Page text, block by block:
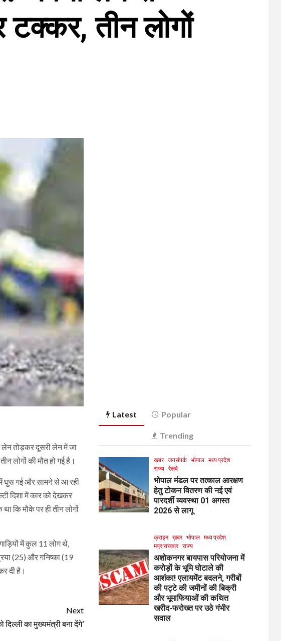
टक्कर, तीन लोगों
लेन तोड़कर दूसरी लेन में जा
लोगों की मौत हो गई है।
में घुस गई और सामने से आ रही
दिशा में कार को देखकर
कि मौके पर ही तीन लोगों
में कुल 11 लोग थे,
(25) और गनिष्का (19
दी है।
Next
दिल्ली का मुख्यमंत्री बना देंगे’
Latest Popular
Trending
ख़बर जनसंपर्क भोपाल मध्य प्रदेश
राज्य रेलवे
भोपाल मंडल पर तत्काल आरक्षण
हेतु टोकन वितरण की नई एवं
पारदर्शी व्यवस्था 01 अगस्त
2026 से लागू
क्राइम ख़बर भोपाल मध्य प्रदेश
मप्र सरकार राज्य
अशोकनगर बायपास परियोजना में
करोड़ों के भूमि घोटाले की
आशंका! एलायमेंट बदलने, गरीबों
की पट्टे की जमीनों की बिक्री
और भूमाफियाओं की कथित
खरीद-फरोख्त पर उठे गंभीर
सवाल